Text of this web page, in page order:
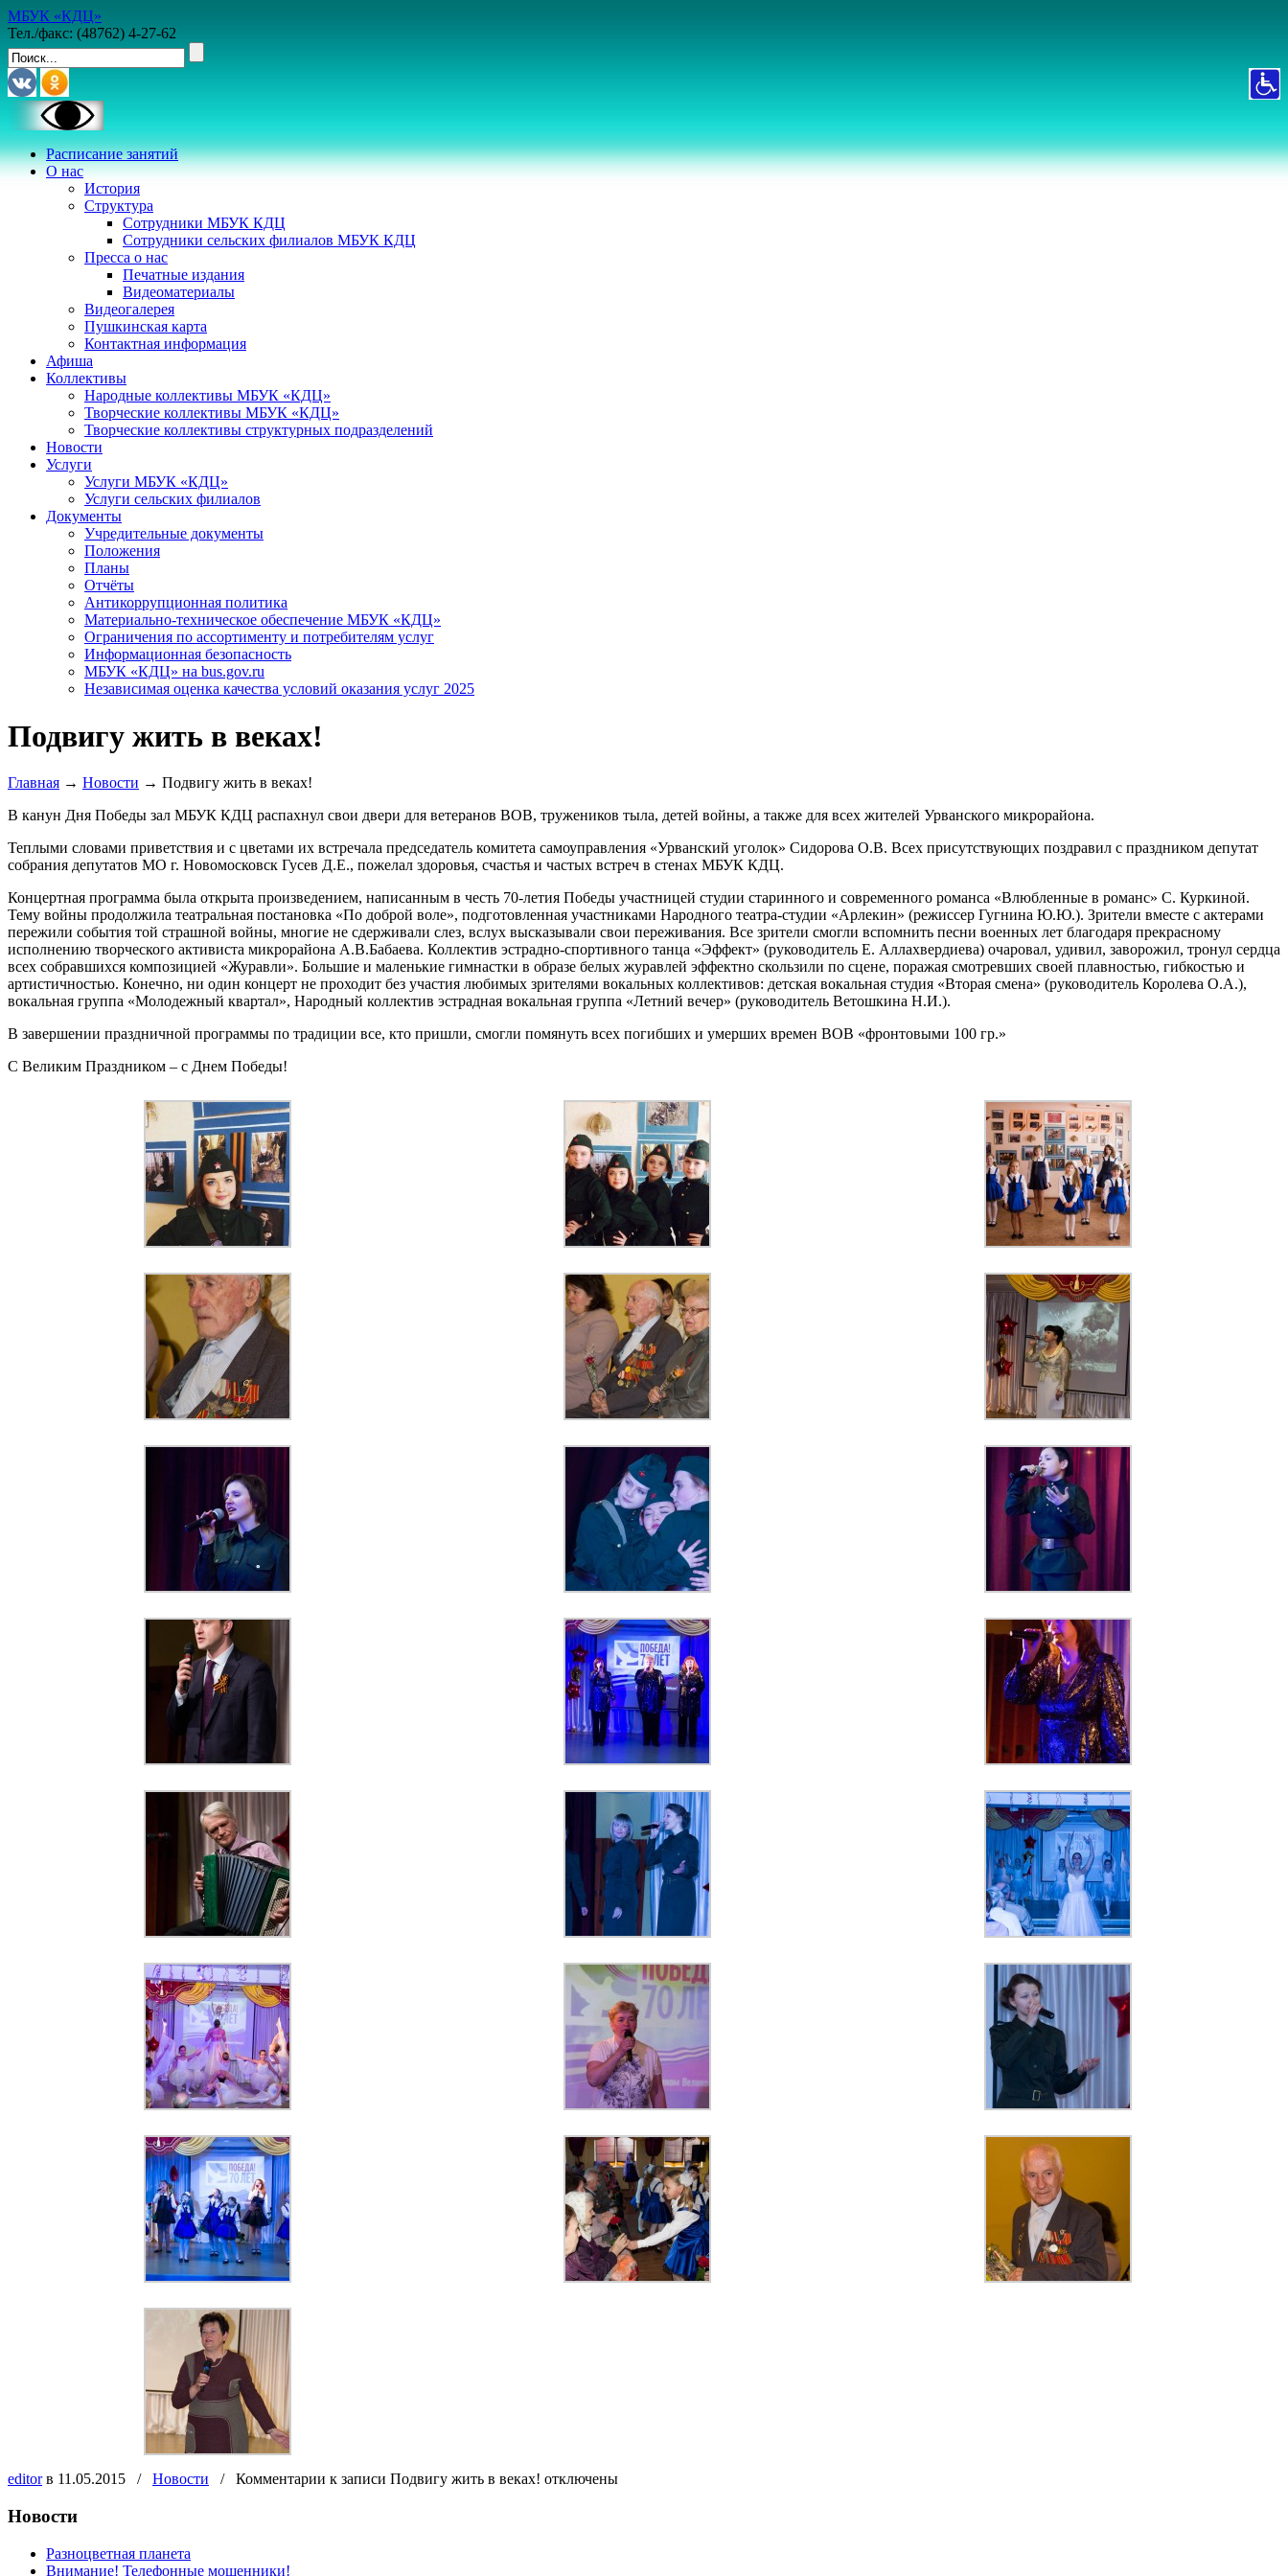
МБУК «КДЦ»
Тел./факс: (48762) 4-27-62
Расписание занятий
О нас
История
Структура
Сотрудники МБУК КДЦ
Сотрудники сельских филиалов МБУК КДЦ
Пресса о нас
Печатные издания
Видеоматериалы
Видеогалерея
Пушкинская карта
Контактная информация
Афиша
Коллективы
Народные коллективы МБУК «КДЦ»
Творческие коллективы МБУК «КДЦ»
Творческие коллективы структурных подразделений
Новости
Услуги
Услуги МБУК «КДЦ»
Услуги сельских филиалов
Документы
Учредительные документы
Положения
Планы
Отчёты
Антикоррупционная политика
Материально-техническое обеспечение МБУК «КДЦ»
Ограничения по ассортименту и потребителям услуг
Информационная безопасность
МБУК «КДЦ» на bus.gov.ru
Независимая оценка качества условий оказания услуг 2025
Подвигу жить в веках!
Главная → Новости → Подвигу жить в веках!
В канун Дня Победы зал МБУК КДЦ распахнул свои двери для ветеранов ВОВ, тружеников тыла, детей войны, а также для всех жителей Урванского микрорайона.
Теплыми словами приветствия и с цветами их встречала председатель комитета самоуправления «Урванский уголок» Сидорова О.В. Всех присутствующих поздравил с праздником депутат
собрания депутатов МО г. Новомосковск Гусев Д.Е., пожелал здоровья, счастья и частых встреч в стенах МБУК КДЦ.
Концертная программа была открыта произведением, написанным в честь 70-летия Победы участницей студии старинного и современного романса «Влюбленные в романс» С. Куркиной.
Тему войны продолжила театральная постановка «По доброй воле», подготовленная участниками Народного театра-студии «Арлекин» (режиссер Гугнина Ю.Ю.). Зрители вместе с актерами
пережили события той страшной войны, многие не сдерживали слез, вслух высказывали свои переживания. Все зрители смогли вспомнить песни военных лет благодаря прекрасному
исполнению творческого активиста микрорайона А.В.Бабаева. Коллектив эстрадно-спортивного танца «Эффект» (руководитель Е. Аллахвердиева) очаровал, удивил, заворожил, тронул сердца
всех собравшихся композицией «Журавли». Большие и маленькие гимнастки в образе белых журавлей эффектно скользили по сцене, поражая смотревших своей плавностью, гибкостью и
артистичностью. Конечно, ни один концерт не проходит без участия любимых зрителями вокальных коллективов: детская вокальная студия «Вторая смена» (руководитель Королева О.А.),
вокальная группа «Молодежный квартал», Народный коллектив эстрадная вокальная группа «Летний вечер» (руководитель Ветошкина Н.И.).
В завершении праздничной программы по традиции все, кто пришли, смогли помянуть всех погибших и умерших времен ВОВ «фронтовыми 100 гр.»
С Великим Праздником – с Днем Победы!
editorв 11.05.2015 / Новости / Комментарии к записи Подвигу жить в веках! отключены
Новости
Разноцветная планета
Внимание! Телефонные мошенники!